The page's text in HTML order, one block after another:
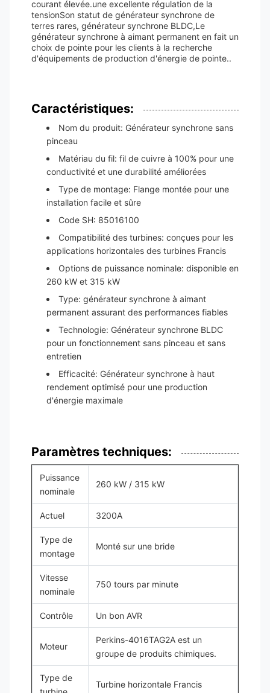
courant élevée.une excellente régulation de la
tensionSon statut de générateur synchrone de
terres rares, générateur synchrone BLDC,Le
générateur synchrone à aimant permanent en fait un
choix de pointe pour les clients à la recherche
d'équipements de production d'énergie de pointe..
Caractéristiques:
Nom du produit: Générateur synchrone sans
pinceau
Matériau du fil: fil de cuivre à 100% pour une
conductivité et une durabilité améliorées
Type de montage: Flange montée pour une
installation facile et sûre
Code SH: 85016100
Compatibilité des turbines: conçues pour les
applications horizontales des turbines Francis
Options de puissance nominale: disponible en
260 kW et 315 kW
Type: générateur synchrone à aimant
permanent assurant des performances fiables
Technologie: Générateur synchrone BLDC
pour un fonctionnement sans pinceau et sans
entretien
Efficacité: Générateur synchrone à haut
rendement optimisé pour une production
d'énergie maximale
Paramètres techniques:
Puissance
nominale
260 kW / 315 kW
Actuel 3200A
Type de
montage
Monté sur une bride
Vitesse
nominale
750 tours par minute
Contrôle Un bon AVR
Moteur
Perkins-4016TAG2A est un
groupe de produits chimiques.
Type de
Turbine horizontale Francis